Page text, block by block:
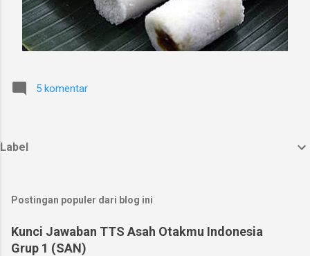
5 komentar
Label
Postingan populer dari blog ini
Kunci Jawaban TTS Asah Otakmu Indonesia
Grup 1 (SAN)